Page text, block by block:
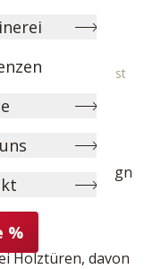
%
individuell angepasst
an!
modernes Design
aus
einer
dekorative
Holztüren, davon